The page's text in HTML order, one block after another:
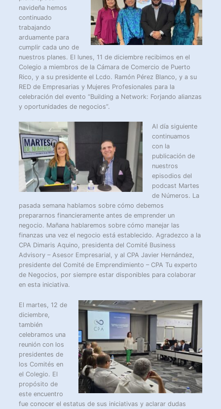
navideña hemos
continuado
trabajando
arduamente para
cumplir cada uno de
nuestros planes. El lunes, 11 de diciembre recibimos en el
Colegio a miembros de la Cámara de Comercio de Puerto
Rico, y a su presidente el Lcdo. Ramón Pérez Blanco, y a su
RED de Empresarias y Mujeres Profesionales para la
celebración del evento “Building a Network: Forjando alianzas
y oportunidades de negocios”.
Al día siguiente
continuamos
con la
publicación de
nuestros
episodios del
podcast Martes
de Números. La
pasada semana hablamos sobre cómo debemos
prepararnos financieramente antes de emprender un
negocio. Mañana hablaremos sobre cómo manejar las
finanzas una vez el negocio está establecido. Agradezco a la
CPA Dimaris Aquino, presidenta del Comité Business
Advisory – Asesor Empresarial, y al CPA Javier Hernández,
presidente del Comité de Emprendimiento – CPA Tu experto
de Negocios, por siempre estar disponibles para colaborar
en esta iniciativa.
El martes, 12 de
diciembre,
también
celebramos una
reunión con los
presidentes de
los Comités en
el Colegio. El
propósito de
este encuentro
fue conocer el estatus de sus iniciativas y aclarar dudas